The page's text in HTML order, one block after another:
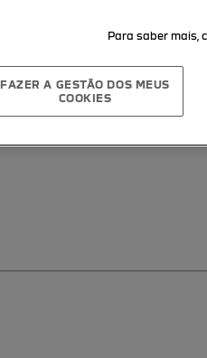
Para saber mais,
FAZER A GESTÃO DOS MEUS
COOKIES